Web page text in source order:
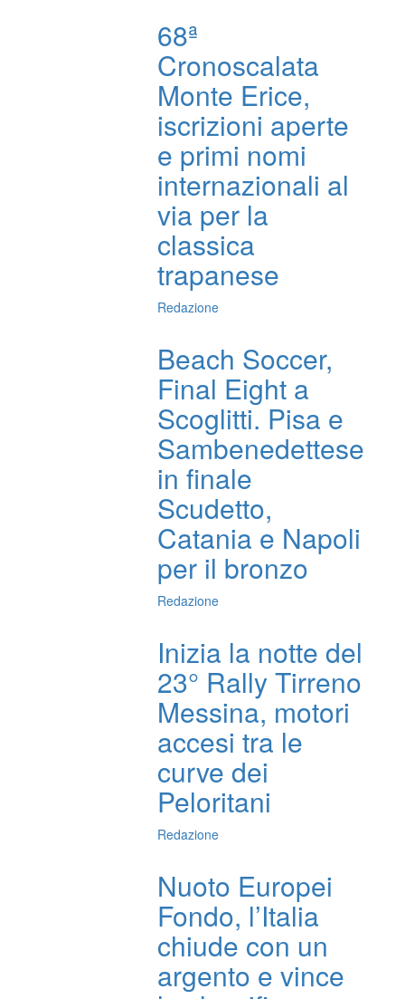
68ª
Cronoscalata
Monte Erice,
iscrizioni aperte
e primi nomi
internazionali al
via per la
classica
trapanese
Redazione
Beach Soccer,
Final Eight a
Scoglitti. Pisa e
Sambenedettese
in finale
Scudetto,
Catania e Napoli
per il bronzo
Redazione
Inizia la notte del
23° Rally Tirreno
Messina, motori
accesi tra le
curve dei
Peloritani
Redazione
Nuoto Europei
Fondo, l’Italia
chiude con un
argento e vince